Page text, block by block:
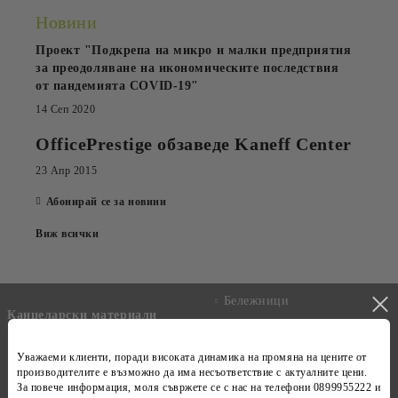
Новини
Проект "Подкрепа на микро и малки предприятия
за преодоляване на икономическите последствия
от пандемията COVID-19"
14 Сеп 2020
OfficePrestige обзаведе Kaneff Center
23 Апр 2015
Абонирай се за новини
Виж всички
Канцеларски материали
Хартиени продукти
Бележници
Рекламни сувенири
Календари
Уважаеми клиенти, поради високата динамика на промяна на цените от
производителите е възможно да има несъответствие с актуалните цени.
За повече информация, моля съвржете се с нас на телефони 0899955222 и